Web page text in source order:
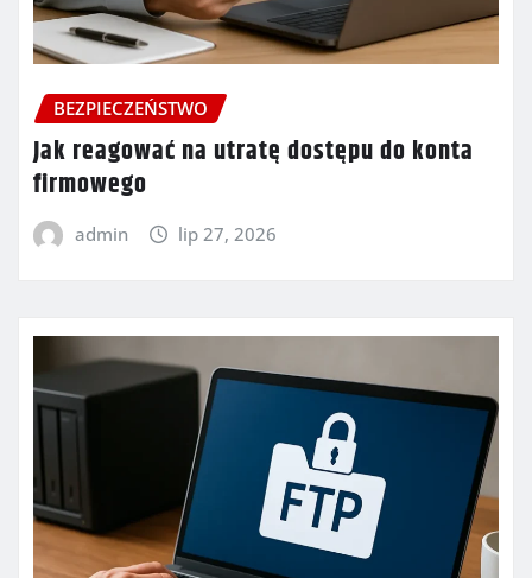
BEZPIECZEŃSTWO
Jak reagować na utratę dostępu do konta
firmowego
admin lip 27, 2026